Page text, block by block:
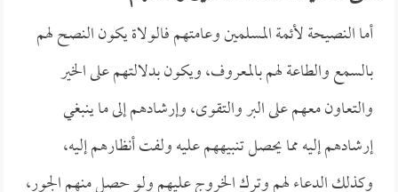
أما النصيحة لأئمة المسلمين وعامتهم فالولاة يكون النصح لهم
بالسمع والطاعة لهم بالمعروف، ويكون بدلالتهم على الخير
والتعاون معهم على البر والتقوى، وإرشادهم إلى ما ينبغي
إرشادهم إليه مما يحصل تنبيههم عليه ولفت أنظارهم إليه،
وكذلك الدعاء لهم وترك الخروج عليهم ولو حصل منهم الجور،